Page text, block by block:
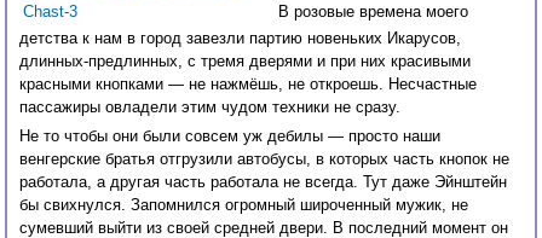
В розовые времена моего
детства к нам в город завезли партию новеньких Икарусов,
длинных-предлинных, с тремя дверями и при них красивыми
красными кнопками — не нажмёшь, не откроешь. Несчастные
пассажиры овладели этим чудом техники не сразу.
Не то чтобы они были совсем уж дебилы — просто наши
венгерские братья отгрузили автобусы, в которых часть кнопок не
работала, а другая часть работала не всегда. Тут даже Эйнштейн
бы свихнулся. Запомнился огромный широченный мужик, не
сумевший выйти из своей средней двери. В последний момент он